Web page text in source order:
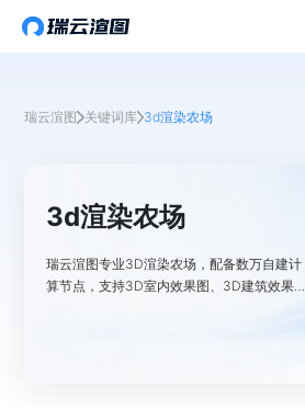
瑞云渲图 关键词库 3d渲染农场
3d渲染农场
瑞云渲图专业3D渲染农场，配备数万自建计
算节点，支持3D室内效果图、3D建筑效果图